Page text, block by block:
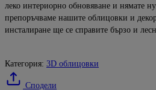
леко интериорно обновяване и нямате
препоръчваме нашите облицовки и
инсталиране ще се справите бързо и
Категория: 3D облицовки
Сподели